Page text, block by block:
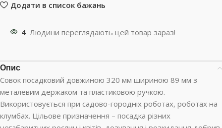
Додати в список бажань
4 Людини переглядають цей товар зараз!
Опис
Совок посадковий довжиною 320 мм шириною 89 мм з
металевим держаком та пластиковою ручкою.
Використовується при садово-городніх роботах, роботах на
клумбах. Цільове призначення – посадка різних